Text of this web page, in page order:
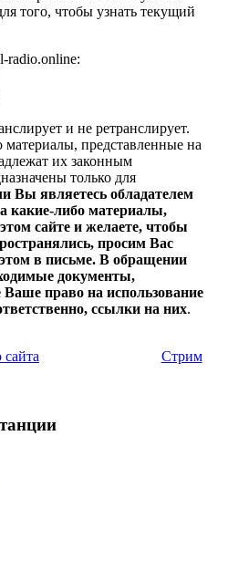
того, чтобы узнать текущий
radio.online:
и не ретранслирует.
материалы, представленные на
их законным
только для
Вы являетесь обладателем
какие-либо материалы,
сайте и желаете, чтобы
просим Вас
в письме. В обращении
документы,
право на использование
ссылки на них.
Стрим